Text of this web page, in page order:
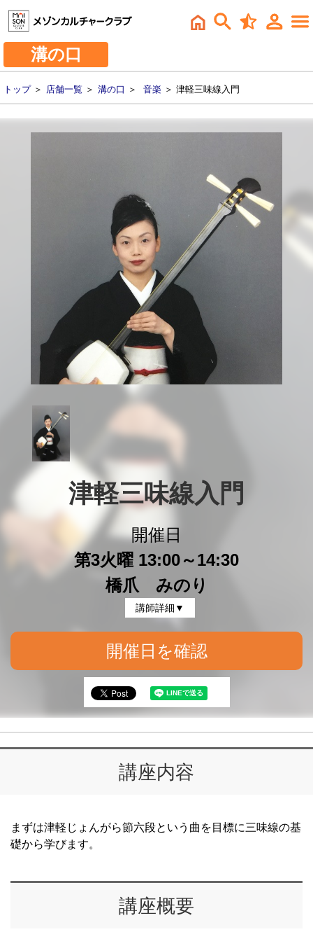
溝の口
トップ＞ 店舗一覧 ＞ 溝の口 ＞ 音楽 ＞ 津軽三味線入門
津軽三味線入門
開催日
第3火曜 13:00～14:30
橋爪 みのり
講師詳細▼
開催日を確認
講座内容
まずは津軽じょんがら節六段という曲を目標に三味線の基
礎から学びます。
講座概要